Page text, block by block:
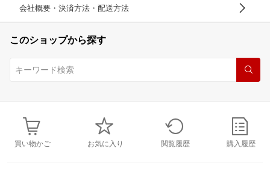
会社概要・決済方法・配送方法
このショップから探す
買い物かご お気に入り 閲覧履歴 購入履歴